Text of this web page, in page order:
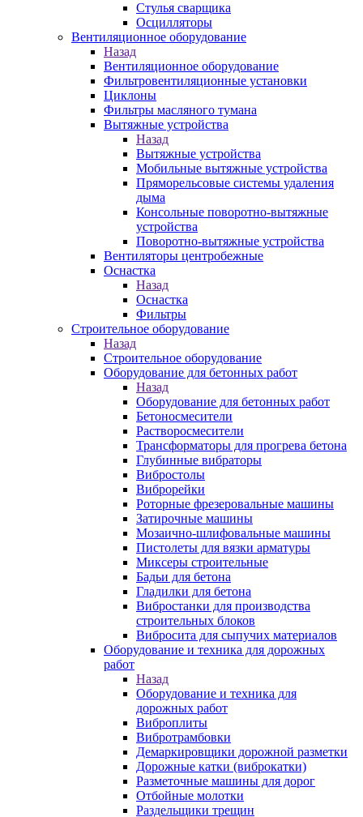
Стулья сварщика
Осцилляторы
Вентиляционное оборудование
Назад
Вентиляционное оборудование
Фильтровентиляционные установки
Циклоны
Фильтры масляного тумана
Вытяжные устройства
Назад
Вытяжные устройства
Мобильные вытяжные устройства
Пряморельсовые системы удаления
дыма
Консольные поворотно-вытяжные
устройства
Поворотно-вытяжные устройства
Вентиляторы центробежные
Оснастка
Назад
Оснастка
Фильтры
Строительное оборудование
Назад
Строительное оборудование
Оборудование для бетонных работ
Назад
Оборудование для бетонных работ
Бетоносмесители
Растворосмесители
Трансформаторы для прогрева бетона
Глубинные вибраторы
Вибростолы
Виброрейки
Роторные фрезеровальные машины
Затирочные машины
Мозаично-шлифовальные машины
Пистолеты для вязки арматуры
Миксеры строительные
Бадьи для бетона
Гладилки для бетона
Вибростанки для производства
строительных блоков
Вибросита для сыпучих материалов
Оборудование и техника для дорожных
работ
Назад
Оборудование и техника для
дорожных работ
Виброплиты
Вибротрамбовки
Демаркировщики дорожной разметки
Дорожные катки (виброкатки)
Разметочные машины для дорог
Отбойные молотки
Раздельщики трещин